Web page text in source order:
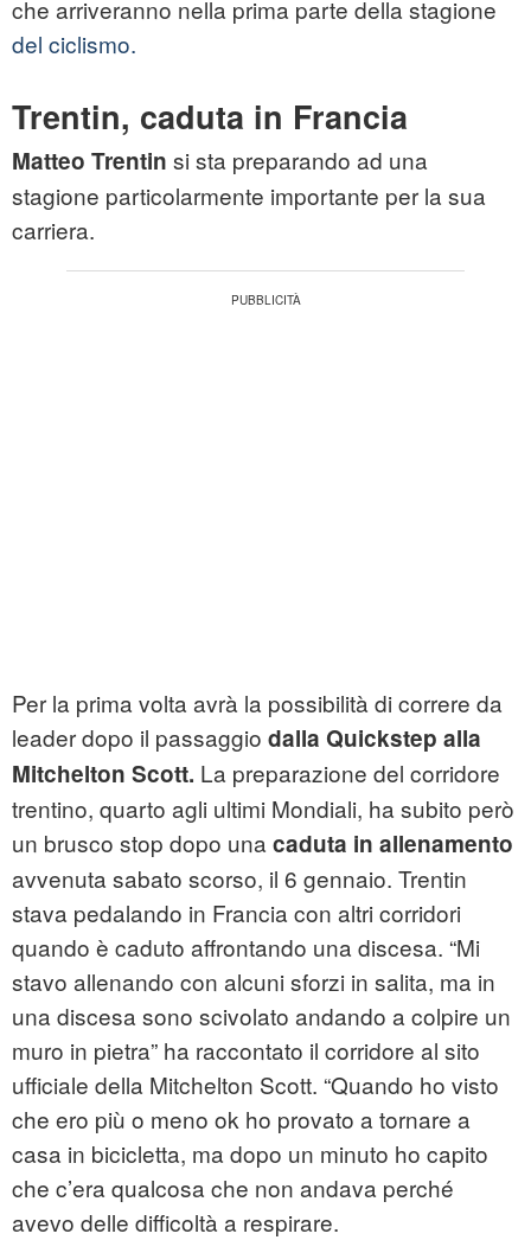
che arriveranno nella prima parte della stagione
del ciclismo.
Trentin, caduta in Francia
Matteo Trentin si sta preparando ad una
stagione particolarmente importante per la sua
carriera.
Per la prima volta avrà la possibilità di correre da
leader dopo il passaggio dalla Quickstep alla
Mitchelton Scott. La preparazione del corridore
trentino, quarto agli ultimi Mondiali, ha subito però
un brusco stop dopo una caduta in allenamento
avvenuta sabato scorso, il 6 gennaio. Trentin
stava pedalando in Francia con altri corridori
quando è caduto affrontando una discesa. “Mi
stavo allenando con alcuni sforzi in salita, ma in
una discesa sono scivolato andando a colpire un
muro in pietra” ha raccontato il corridore al sito
ufficiale della Mitchelton Scott. “Quando ho visto
che ero più o meno ok ho provato a tornare a
casa in bicicletta, ma dopo un minuto ho capito
che c’era qualcosa che non andava perché
avevo delle difficoltà a respirare.